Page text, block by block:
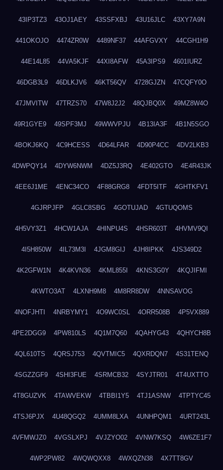
43IP3TZ3 43OJ1AEY 43SSFXBJ 43U16JLC 43XY7A9N
441OKOJO 4474ZR0W 4489NF37 44AFGVXY 44CGH1H9
44E14L85 44VA5KJF 44XI8AFW 45A3IPS9 4601IURZ
46DGB3L9 46DLKJV6 46KT56QV 4728GJZN 47CQFY0O
47JMVITW 47TRZS70 47W8J2J2 48QJBQ0X 49MZ8W4O
49R1GYE9 49SPF3MJ 49WWVPJU 4B13IA3F 4B1N5SGO
4BOKJ6KQ 4C9HCESS 4D64LFAR 4D90P4CC 4DV2LKB3
4DWPQY14 4DYW6NWM 4DZ5J3RQ 4E402GTO 4E4R43JK
4EE6J1ME 4ENC34CO 4F88GRG8 4FDT5ITF 4GHTKFV1
4GJRPJFP 4GLC8SBG 4GOTUJAD 4GTUQOMS
4H5VY3Z1 4HCW1AJA 4HINPU4S 4HSR603T 4HVMV9QI
4I5H850W 4IL73M3I 4JGM8GIJ 4JH8IPKK 4JS349D2
4K2GFW1N 4K4KVN36 4KML855I 4KNS3G0Y 4KQJIFMI
4KWTO3AT 4LXNH9M8 4M8RR8DW 4NNSAVOG
4NOFJHTI 4NRBYMY1 4O9WC0SL 4ORR508B 4P5VX889
4PE2DGG9 4PW810LS 4Q1M7Q60 4QAHYG43 4QHYCH8B
4QL610TS 4QRSJ753 4QVTMIC5 4QXRDQN7 4S31TENQ
4SGZZGF9 4SHI3FUE 4SRMCB32 4SYJTR01 4T4UXTTO
4T8GUZVK 4TAWVEKW 4TBBI1Y5 4TJ1ASNW 4TPTYC45
4TSJ6PJX 4U48QGQ2 4UMM8LXA 4UNHPQM1 4URT243L
4VFMWJZ0 4VGSLXPJ 4VJZYO02 4VNW7KSQ 4W6ZE1F7
4WP2PW82 4WQWQXX8 4WXQZN38 4X7TT8GV